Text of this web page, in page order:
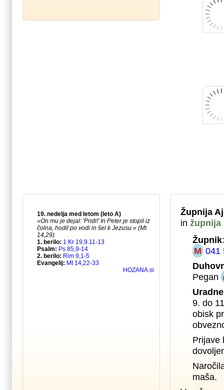
Župnija
in župnija
Župnik
M 041
Pegan
9. do
obisk
Prijave
maša.